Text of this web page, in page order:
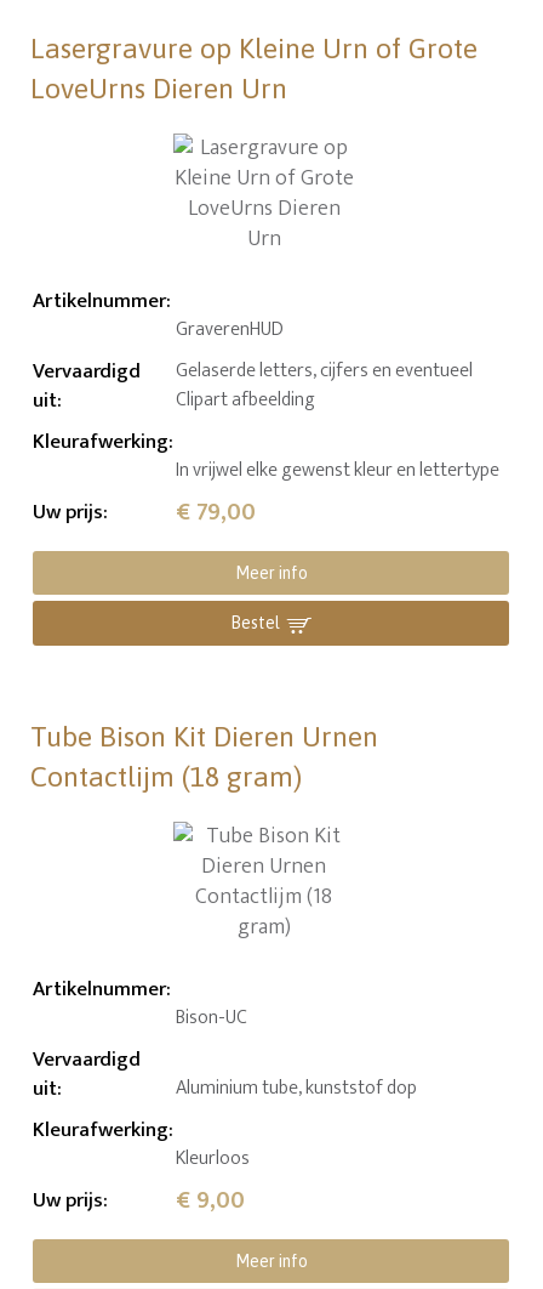
Lasergravure op Kleine Urn of Grote
LoveUrns Dieren Urn
Artikelnummer:
GraverenHUD
Vervaardigd
uit:
Gelaserde letters, cijfers en eventueel
Clipart afbeelding
Kleurafwerking:
In vrijwel elke gewenst kleur en lettertype
Uw prijs: € 79,00
Meer info
Bestel
Tube Bison Kit Dieren Urnen
Contactlijm (18 gram)
Artikelnummer:
Bison-UC
Vervaardigd
uit: Aluminium tube, kunststof dop
Kleurafwerking:
Kleurloos
Uw prijs: € 9,00
Meer info